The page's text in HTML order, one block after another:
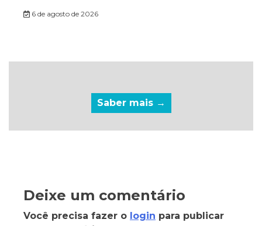
6 de agosto de 2026
Saber mais →
Deixe um comentário
Você precisa fazer o login para publicar